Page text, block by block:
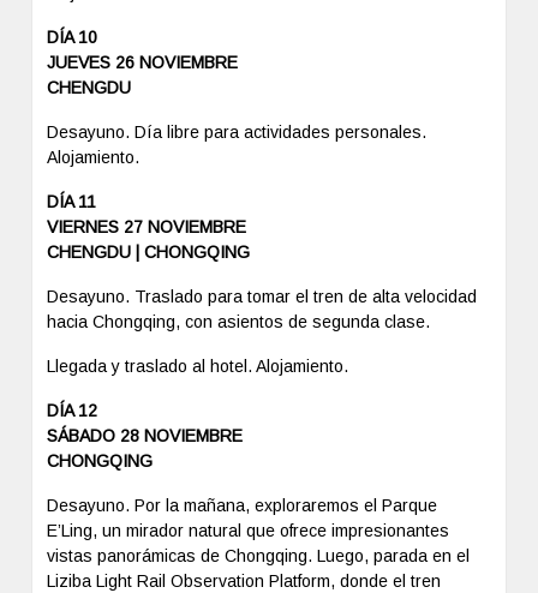
DÍA 10
JUEVES 26 NOVIEMBRE
CHENGDU
Desayuno. Día libre para actividades personales.
Alojamiento.
DÍA 11
VIERNES 27 NOVIEMBRE
CHENGDU | CHONGQING
Desayuno. Traslado para tomar el tren de alta velocidad
hacia Chongqing, con asientos de segunda clase.
Llegada y traslado al hotel. Alojamiento.
DÍA 12
SÁBADO 28 NOVIEMBRE
CHONGQING
Desayuno. Por la mañana, exploraremos el Parque
E’Ling, un mirador natural que ofrece impresionantes
vistas panorámicas de Chongqing. Luego, parada en el
Liziba Light Rail Observation Platform, donde el tren